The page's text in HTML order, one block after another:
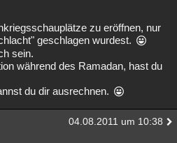
zu eröffnen, nur
geschlagen wurdest.
sein.
während des Ramadan, hast du
du dir ausrechnen.
04.08.2011 um 10:38